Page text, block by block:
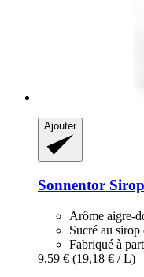
Ajouter
Sonnentor
Arôme aigre-
Sucré au sirop
Fabriqué à
9,59 € (19,18 € / L)